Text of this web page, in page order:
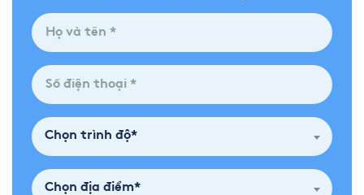
Chọn trình độ*
Chọn địa điểm*